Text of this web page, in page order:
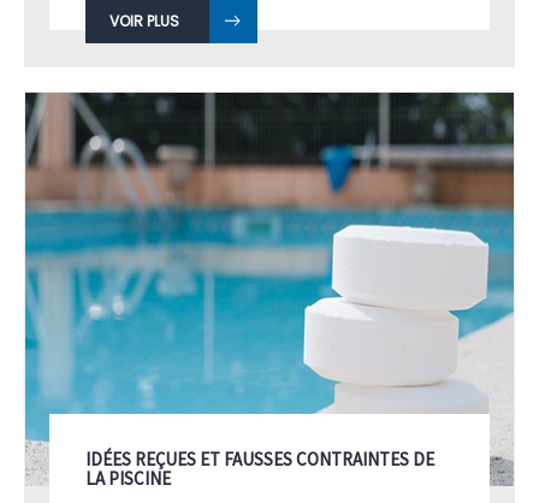
VOIR PLUS
IDÉES REÇUES ET FAUSSES CONTRAINTES DE
LA PISCINE